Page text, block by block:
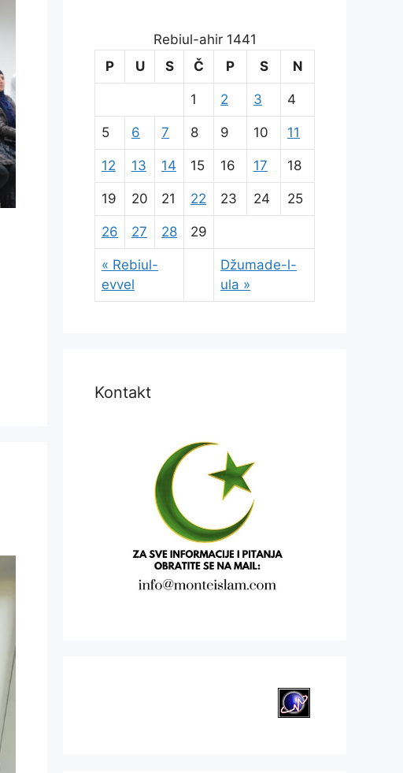
Rebiul-ahir 1441
P
U S Č P S N
« Rebiul-
evvel
Džumade-l-
ula »
1 2 3 4
5 6 7 8 9 10 11
12 13 14 15 16 17 18
19 20 21 22 23 24 25
26 27 28 29
Kontakt